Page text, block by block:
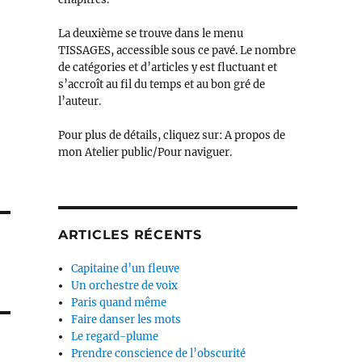
La deuxième se trouve dans le menu
TISSAGES, accessible sous ce pavé. Le nombre
de catégories et d’articles y est fluctuant et
s’accroît au fil du temps et au bon gré de
l’auteur.
Pour plus de détails, cliquez sur: A propos de
mon Atelier public/Pour naviguer.
ARTICLES RÉCENTS
Capitaine d’un fleuve
Un orchestre de voix
Paris quand même
Faire danser les mots
Le regard-plume
Prendre conscience de l’obscurité